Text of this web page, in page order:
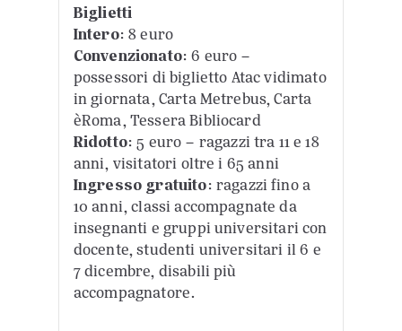
Biglietti
Intero: 8 euro
Convenzionato: 6 euro –
possessori di biglietto Atac vidimato
in giornata, Carta Metrebus, Carta
èRoma, Tessera Bibliocard
Ridotto: 5 euro – ragazzi tra 11 e 18
anni, visitatori oltre i 65 anni
Ingresso gratuito: ragazzi fino a
10 anni, classi accompagnate da
insegnanti e gruppi universitari con
docente, studenti universitari il 6 e
7 dicembre, disabili più
accompagnatore.